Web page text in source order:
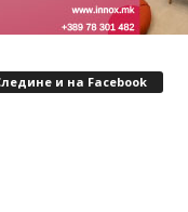
и на Facebook